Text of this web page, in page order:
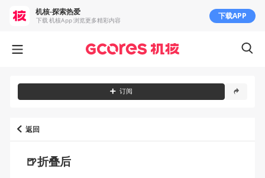
返回
🍺折叠后
订阅
机核-探索热爱
下载 机核App 浏览更多精彩内容 下载APP